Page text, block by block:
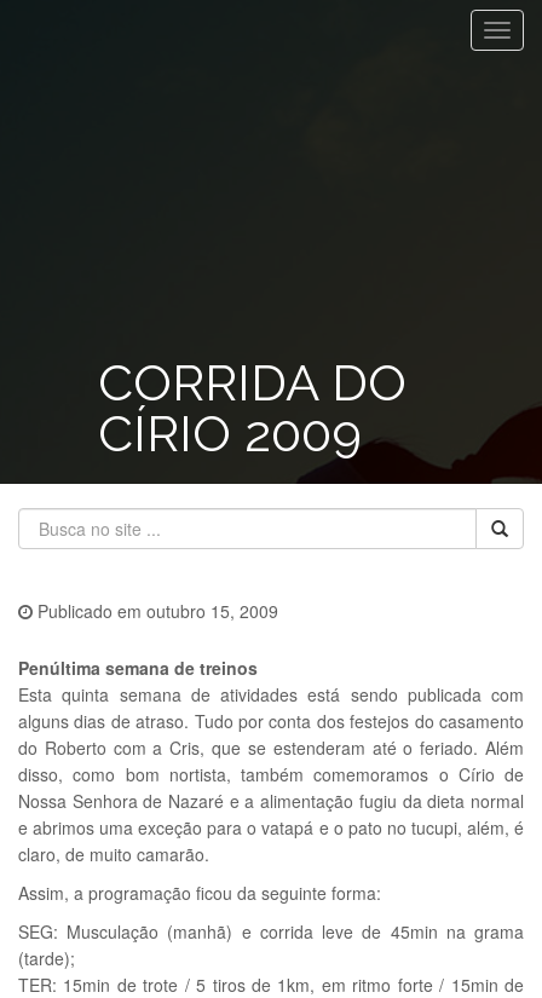
CORRIDA DO
CÍRIO 2009
Publicado em outubro 15, 2009
Penúltima semana de treinos
Esta quinta semana de atividades está sendo publicada com
alguns dias de atraso. Tudo por conta dos festejos do casamento
do Roberto com a Cris, que se estenderam até o feriado. Além
disso, como bom nortista, também comemoramos o Círio de
Nossa Senhora de Nazaré e a alimentação fugiu da dieta normal
e abrimos uma exceção para o vatapá e o pato no tucupi, além, é
claro, de muito camarão.
Assim, a programação ficou da seguinte forma:
SEG: Musculação (manhã) e corrida leve de 45min na grama
(tarde);
TER: 15min de trote / 5 tiros de 1km, em ritmo forte / 15min de